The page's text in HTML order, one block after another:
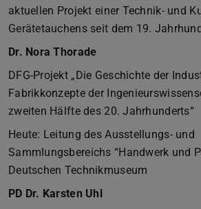
aktuellen Projekt einer Technik- und
Gerätetauchens seit dem 19.
Dr. Nora Thorade
DFG-Projekt „Die Geschichte der
Fabrikkonzepte der
zweiten Hälfte des 20. Jahrhunderts“
Heute: Leitung des Ausstellungs- und
Sammlungsbereichs “Handwerk und
Deutschen Technikmuseum
PD Dr. Karsten Uhl